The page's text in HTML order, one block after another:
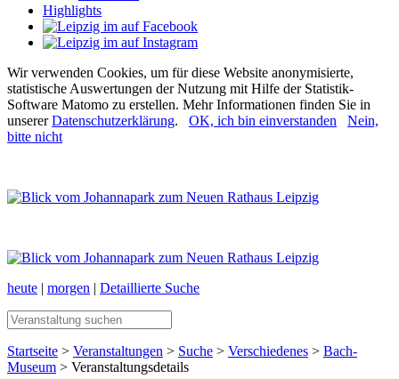
Highlights
Wir verwenden Cookies, um für diese Website anonymisierte,
statistische Auswertungen der Nutzung mit Hilfe der Statistik-
Software Matomo zu erstellen. Mehr Informationen finden Sie in
unsererDatenschutzerklärung. OK, ich bin einverstanden
Nein,
bitte nicht
heute | morgen | Detaillierte Suche
Startseite > Veranstaltungen > Suche > Verschiedenes > Bach-
Museum > Veranstaltungsdetails